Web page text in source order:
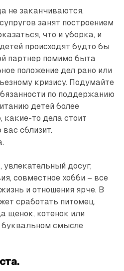
не заканчиваются.
занят построением
что и уборка, и
происходят будто бы
партнер помимо быта
положение дел рано или
кризису. Подумайте
по поддержанию
детей более
какие-то дела стоит
сблизит.
досуг,
совместное хобби – все
и отношения ярче. В
сработать питомец.
щенок, котенок или
смысле